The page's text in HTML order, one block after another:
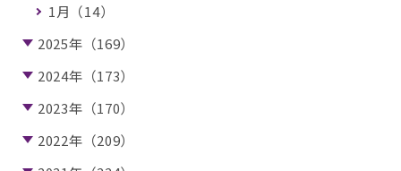
1月（14）
2025年（169）
2024年（173）
2023年（170）
2022年（209）